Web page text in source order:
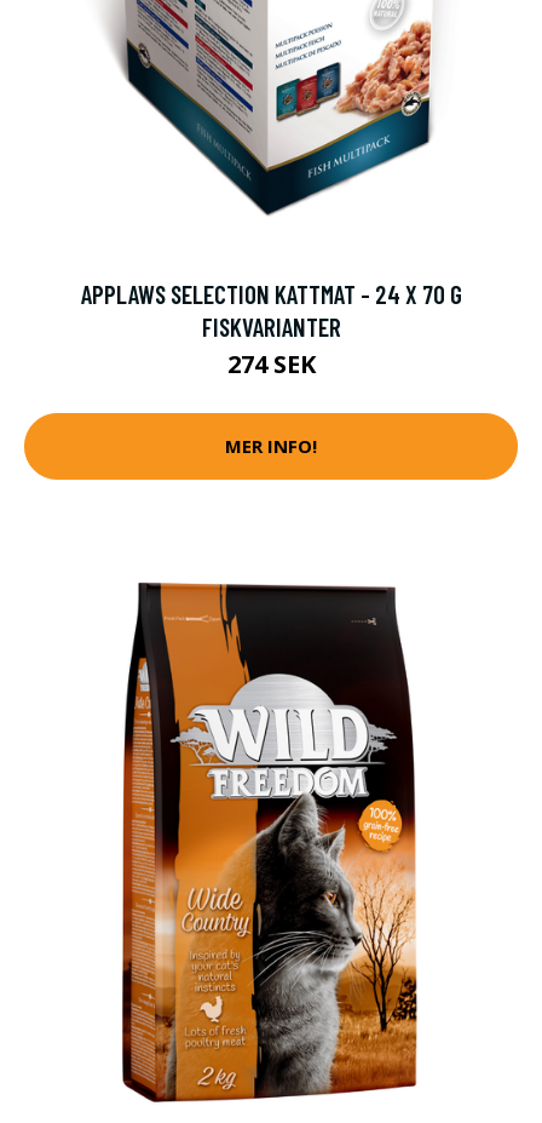
APPLAWS SELECTION KATTMAT - 24 X 70 G
FISKVARIANTER
274 SEK
MER INFO!